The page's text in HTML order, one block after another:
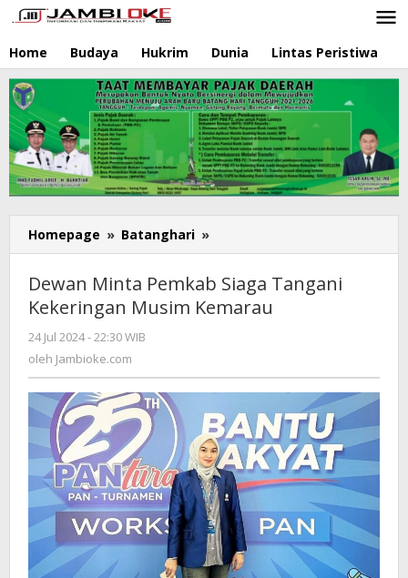
Lewati
ke
konten
Home Budaya Hukrim Dunia Lintas Peristiwa
Homepage » Batanghari »
Minta
Siaga
Tangani
Dewan Minta Pemkab Siaga Tangani
Kekeringan Musim Kemarau
24 Jul 2024 - 22:30 WIB
oleh Jambioke.com